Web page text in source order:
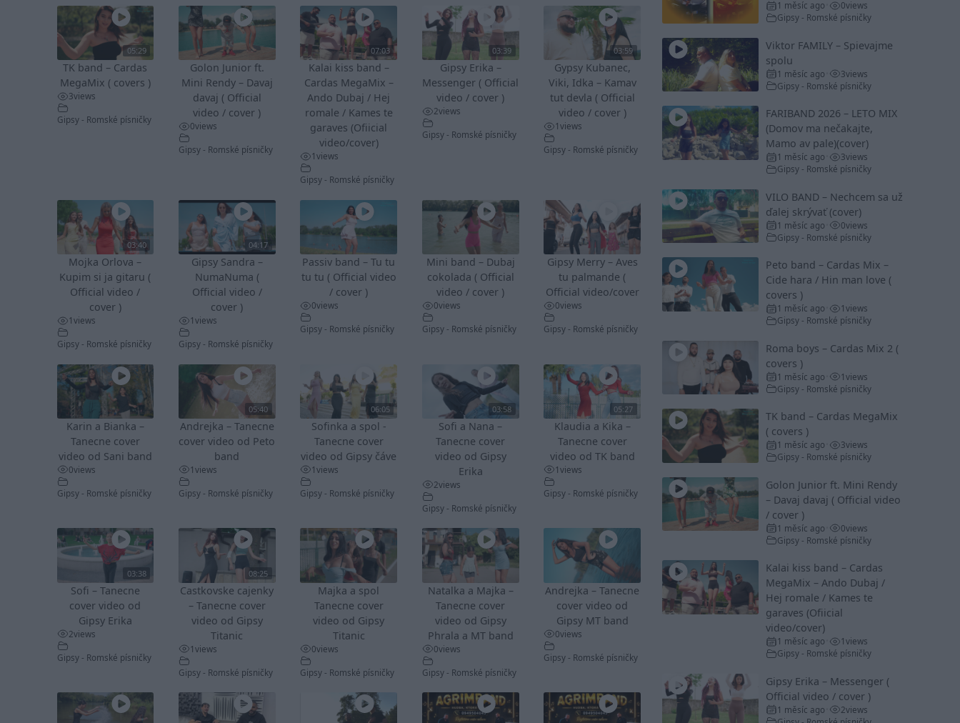
05:29
TK band – Cardas
MegaMix ( covers )
3views
Gipsy - Romské písničky
Golon Junior ft.
Mini Rendy – Davaj
davaj ( Official
video / cover )
0views
Gipsy - Romské písničky
07:03
Kalai kiss band –
Cardas MegaMix –
Ando Dubaj / Hej
romale / Kames te
garaves (Ofiicial
video/cover)
1views
Gipsy - Romské písničky
03:39
Gipsy Erika –
Messenger ( Official
video / cover )
2views
Gipsy - Romské písničky
03:59
Gypsy Kubanec,
Viki, Idka – Kamav
tut devla ( Official
video / cover )
1views
Gipsy - Romské písničky
03:40
Mojka Orlova –
Kupim si ja gitaru (
Official video /
cover )
1views
Gipsy - Romské písničky
04:17
Gipsy Sandra –
NumaNuma (
Official video /
cover )
1views
Gipsy - Romské písničky
Passiv band – Tu tu
tu tu ( Official video
/ cover )
0views
Gipsy - Romské písničky
Mini band – Dubaj
cokolada ( Official
video / cover )
0views
Gipsy - Romské písničky
Gipsy Merry – Aves
tu palmande (
Official video/cover
0views
Gipsy - Romské písničky
Karin a Bianka –
Tanecne cover
video od Sani band
0views
Gipsy - Romské písničky
05:40
Andrejka – Tanecne
cover video od Peto
band
1views
Gipsy - Romské písničky
06:05
Sofinka a spol -
Tanecne cover
video od Gipsy čáve
1views
Gipsy - Romské písničky
03:58
Sofi a Nana –
Tanecne cover
video od Gipsy
Erika
2views
Gipsy - Romské písničky
05:27
Klaudia a Kika –
Tanecne cover
video od TK band
1views
Gipsy - Romské písničky
03:38
Sofi – Tanecne
cover video od
Gipsy Erika
2views
Gipsy - Romské písničky
08:25
Castkovske cajenky
– Tanecne cover
video od Gipsy
Titanic
1views
Gipsy - Romské písničky
Majka a spol
Tanecne cover
video od Gipsy
Titanic
0views
Gipsy - Romské písničky
Natalka a Majka –
Tanecne cover
video od Gipsy
Phrala a MT band
0views
Gipsy - Romské písničky
Andrejka – Tanecne
cover video od
Gipsy MT band
0views
Gipsy - Romské písničky
1 měsíc ago 0views
Gipsy - Romské písničky
Viktor FAMILY – Spievajme
spolu
1 měsíc ago 3views
Gipsy - Romské písničky
FARIBAND 2026 – LETO MIX
(Domov ma nečakajte,
Mamo av pale)(cover)
1 měsíc ago 3views
Gipsy - Romské písničky
VILO BAND – Nechcem sa už
ďalej skrývať (cover)
1 měsíc ago 0views
Gipsy - Romské písničky
Peto band – Cardas Mix –
Cide hara / Hin man love (
covers )
1 měsíc ago 1views
Gipsy - Romské písničky
Roma boys – Cardas Mix 2 (
covers )
1 měsíc ago 1views
Gipsy - Romské písničky
TK band – Cardas MegaMix
( covers )
1 měsíc ago 3views
Gipsy - Romské písničky
Golon Junior ft. Mini Rendy
– Davaj davaj ( Official video
/ cover )
1 měsíc ago 0views
Gipsy - Romské písničky
Kalai kiss band – Cardas
MegaMix – Ando Dubaj /
Hej romale / Kames te
garaves (Ofiicial
video/cover)
1 měsíc ago 1views
Gipsy - Romské písničky
Gipsy Erika – Messenger (
Official video / cover )
1 měsíc ago 2views